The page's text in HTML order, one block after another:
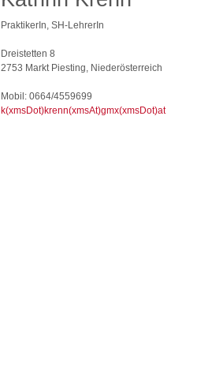
PraktikerIn, SH-LehrerIn
Dreistetten 8
2753 Markt Piesting, Niederösterreich
Mobil: 0664/4559699
k(xmsDot)krenn(xmsAt)gmx(xmsDot)at